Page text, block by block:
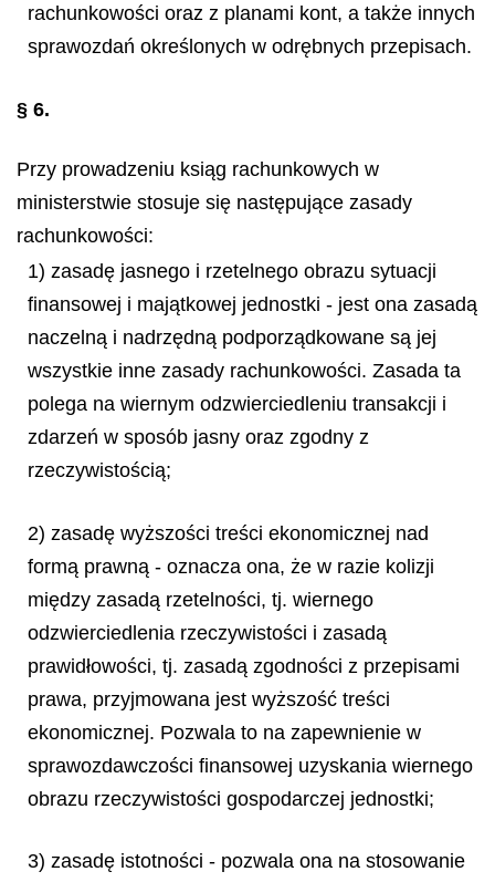
rachunkowości oraz z planami kont, a także innych
sprawozdań określonych w odrębnych przepisach.
§ 6.
Przy prowadzeniu ksiąg rachunkowych w
ministerstwie stosuje się następujące zasady
rachunkowości:
1) zasadę jasnego i rzetelnego obrazu sytuacji
finansowej i majątkowej jednostki - jest ona zasadą
naczelną i nadrzędną podporządkowane są jej
wszystkie inne zasady rachunkowości. Zasada ta
polega na wiernym odzwierciedleniu transakcji i
zdarzeń w sposób jasny oraz zgodny z
rzeczywistością;
2) zasadę wyższości treści ekonomicznej nad
formą prawną - oznacza ona, że w razie kolizji
między zasadą rzetelności, tj. wiernego
odzwierciedlenia rzeczywistości i zasadą
prawidłowości, tj. zasadą zgodności z przepisami
prawa, przyjmowana jest wyższość treści
ekonomicznej. Pozwala to na zapewnienie w
sprawozdawczości finansowej uzyskania wiernego
obrazu rzeczywistości gospodarczej jednostki;
3) zasadę istotności - pozwala ona na stosowanie